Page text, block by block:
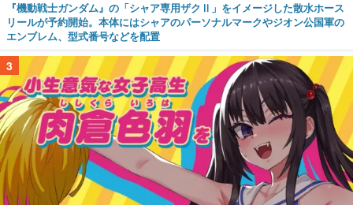
『機動戦士ガンダム』の「シャア専用ザクⅡ」をイメージした散水ホース
リールが予約開始。本体にはシャアのパーソナルマークやジオン公国軍の
エンブレム、型式番号などを配置
3